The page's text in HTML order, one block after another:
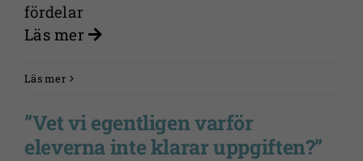
fördelar
Läs mer
Läs mer
”Vet vi egentligen varför
eleverna inte klarar uppgiften?”